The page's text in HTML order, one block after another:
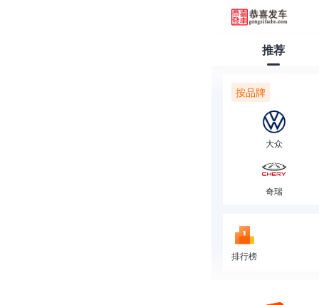
推荐
按品牌
大众
奇瑞
排行榜